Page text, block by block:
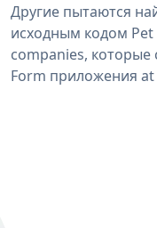
Другие пытаются
исходным кодом
companies, которые
Form приложения